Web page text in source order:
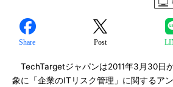
Share Post
TechTargetジャパンは2011年3月30日
象に「企業のITリスク管理」に関するア